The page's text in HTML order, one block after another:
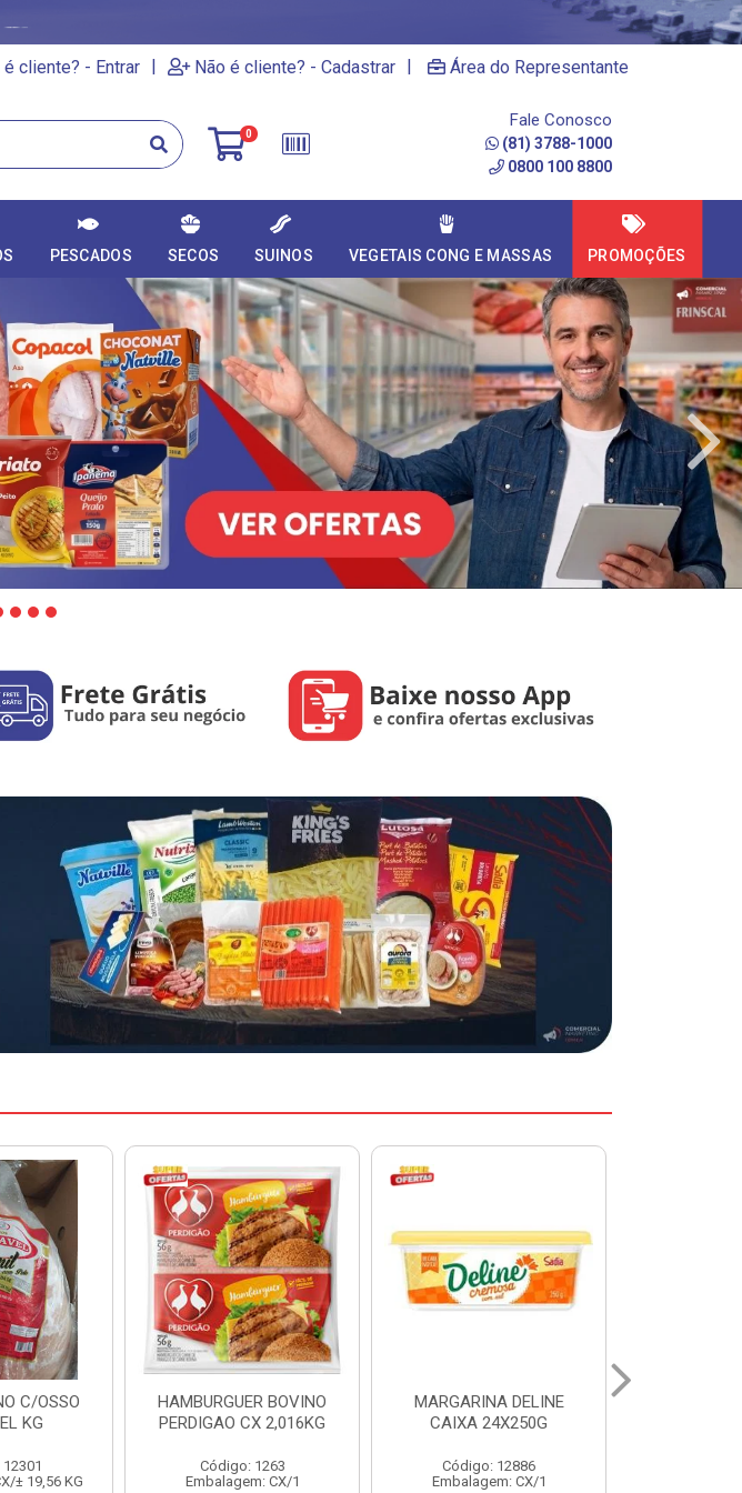
é cliente? - Entrar | Não é cliente? - Cadastrar | Área do Representante
0
Fale Conosco
(81) 3788-1000
0800 100 8800
PESCADOS SECOS SUINOS VEGETAIS CONG E MASSAS PROMOÇÕES
BOVINO
2,016KG
1263
CX/1
MARGARINA DELINE
CAIXA 24X250G
Código: 12886
Embalagem: CX/1
MARGARINA DELINE
CAIXA 12X500G
Código: 12887
Embalagem: CX/1